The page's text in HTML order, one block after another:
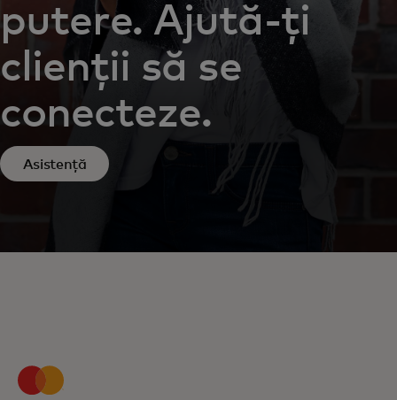
putere. Ajută-ți
clienții să se
conecteze.
Asistență